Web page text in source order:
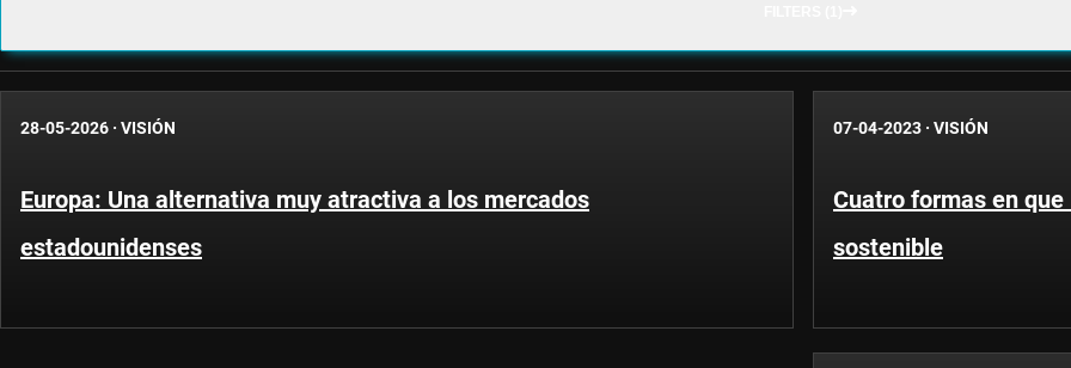
28-05-2026 · VISIÓN
Europa: Una alternativa muy atractiva a los mercados
estadounidenses
07-04-2023 · VISIÓN
Cuatro formas en
sostenible